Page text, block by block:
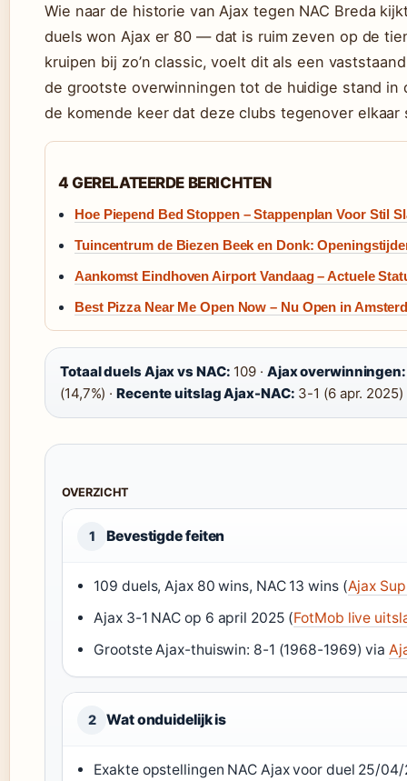
Wie naar de historie van Ajax tegen NAC Breda
duels won Ajax er 80 — dat is ruim zeven op de
kruipen bij zo’n classic, voelt dit als een
de grootste overwinningen tot de huidige stand
de komende keer dat deze clubs tegenover elkaar
4 GERELATEERDE BERICHTEN
Hoe Piepend Bed Stoppen – Stappenplan Voor Stil
Tuincentrum de Biezen Beek en Donk:
Aankomst Eindhoven Airport Vandaag – Actuele
Best Pizza Near Me Open Now – Nu Open in
Totaal duels Ajax vs NAC: 109 · Ajax overwinningen:
(14,7%) ·Recente uitslag Ajax-NAC: 3-1 (6 apr. 2025)
OVERZICHT
1 Bevestigde feiten
109 duels, Ajax 80 wins, NAC 13 wins (Ajax
Ajax 3-1 NAC op 6 april 2025 (FotMob live
Grootste Ajax-thuiswin: 8-1 (1968-1969) via
2 Wat onduidelijk is
Exakte opstellingen NAC Ajax voor duel 25/